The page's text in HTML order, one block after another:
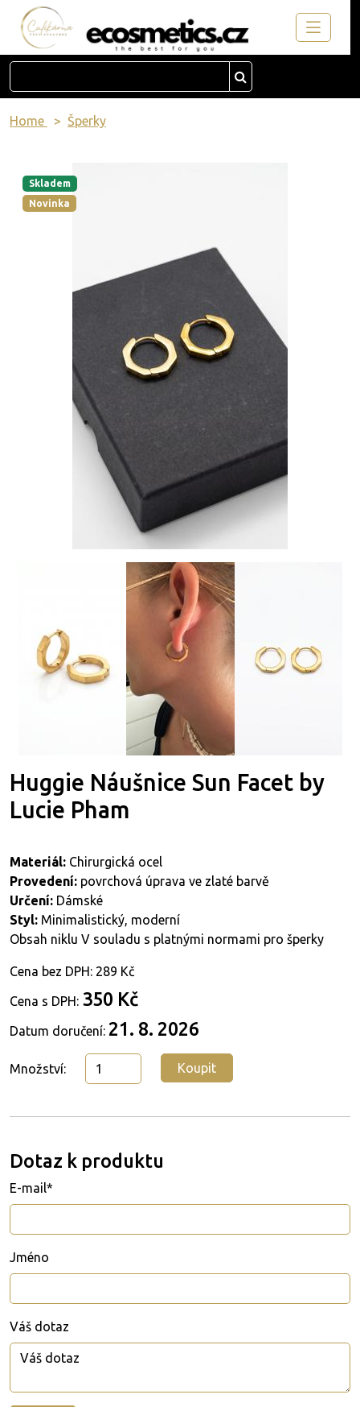
Home Šperky
Skladem
Novinka
Huggie Náušnice Sun Facet by
Lucie Pham
Materiál: Chirurgická ocel
Provedení: povrchová úprava ve zlaté barvě
Určení: Dámské
Styl: Minimalistický, moderní
Obsah niklu V souladu s platnými normami pro šperky
Cena bez DPH: 289 Kč
Cena s DPH: 350 Kč
Datum doručení: 21. 8. 2026
Množství: Koupit
Dotaz k produktu
E-mail*
Jméno
Váš dotaz